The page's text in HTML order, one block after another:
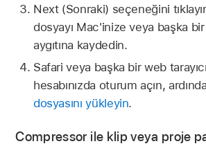
Next (Sonraki) seçeneğini
dosyayı Mac'inize veya başka
aygıtına kaydedin.
Safari veya başka bir web
hesabınızda oturum açın,
dosyasını yükleyin.
Compressor ile klip veya proje